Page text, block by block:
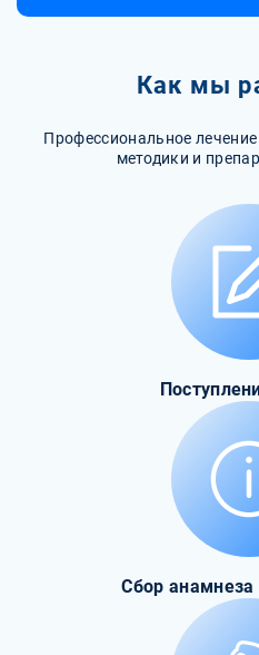
Как мы
Профессиональное
методики и
Сбор анамнеза